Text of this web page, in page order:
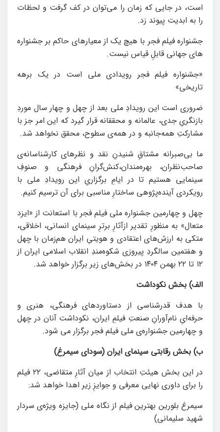
است، در جایی که زمان را می‌توان در کف گرفت و لحظات
را به ابدیت پیوند زد.
جشنواره فیلم فجر با هیچ یک از معیارهای حاکم بر جشنواره
های جهانی قابلِ قیاس نیست.
«جشنواره فیلم فجر رویدادی ملی است در یک برهه
تاریخی»
ضروری‌ است این رویدادِ ملی بعد از چهل و چهار سال موردِ
بازنگریِ جدی، عالمانه و محققانه قرار گیرد که این امر جز با
مشارکتِ همه‌جانبه و در همه‌ی سطوح، محقق نخواهد شد.
ما بی‌صبرانه مشتاقِ شنیدنِ نقد و نظرهای کارشناسانه‌ی
صاحب‌نظران، بهره‌مندان،کنش‌گرانِ فرهنگی و صنوفِ
سینمایی هستیم تا در ایامِ برگزاریِ این رویدادِ ملی با
رویکردی آینده‌پژوهی ساختارِ مناسبی برای آن ترسیم کنیم.
چهل و چهارمین جشنواره ملی فیلم فجر با استعانت از «ایزد
متعال» به منظورِ تقدیر ازآثارِ برترِ سینمای‌ انسانی، اخلاقی،
متکی به ارزش‌های اعتقادی و هویتیِ ایران هم‌زمان با چهل
و هفتمین سالگردِ پیروزی شکوه‌مندِ انقلاب اسلامی ایران از
۱۲ تا ۲۲ بهمن ۱۴۰۴ در بخش‌های زیر برگزار خواهد شد.
الف) بخش نکوداشت
با هدف قدرشناسی ‌از دستاوردهای فرهنگی، هنری و
حرفه‌ایِ نام‌آورانِ صنعتِ فیلمِ ایران، نکوداشت آنان در چهل
و چهارمین جشنواره‌ی ملی فیلم فجر برگزار می شود.
ب) بخش رقابتی سینمای ایران (سودای سیمرغ)
در این بخش هیئتِ انتخاب از میان آثارِ متقاضی، ۲۲ فیلم
را برای داوری نهایی معرفی و جوایزِ زیر اهدا خواهد شد:
سیمرغ بلورین بهترین فیلم از نگاه ملی (جایزه‌ ویژه‌ی سردار
شهید سلیمانی)